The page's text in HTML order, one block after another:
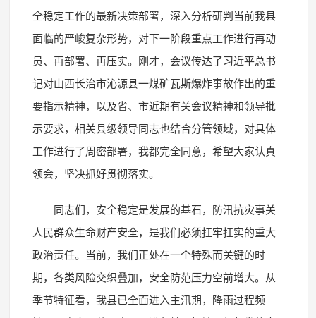
全稳定工作的最新决策部署，深入分析研判当前我县
面临的严峻复杂形势，对下一阶段重点工作进行再动
员、再部署、再压实。刚才，会议传达了习近平总书
记对山西长治市沁源县一煤矿瓦斯爆炸事故作出的重
要指示精神，以及省、市近期有关会议精神和领导批
示要求，相关县级领导同志也结合分管领域，对具体
工作进行了周密部署，我都完全同意，希望大家认真
领会，坚决抓好贯彻落实。
同志们，安全稳定是发展的基石，防汛抗灾事关
人民群众生命财产安全，是我们必须扛牢扛实的重大
政治责任。当前，我们正处在一个特殊而关键的时
期，各类风险交织叠加，安全防范压力空前增大。从
季节特征看，我县已全面进入主汛期，降雨过程频